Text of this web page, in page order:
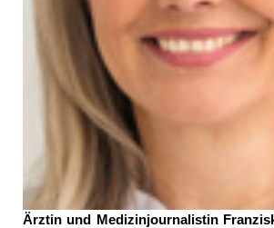
Ärztin und Medizinjournalistin